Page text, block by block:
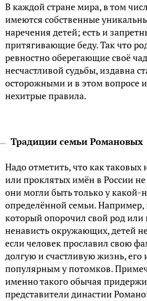
В каждой стране мира, в том
имеются собственные
наречения детей; есть и
притягивающие беду. Так что
ревностно оберегающие своё
несчастливой судьбы, издавна
осторожными и в этом вопросе
нехитрые правила.
Традиции семьи Романовых
Надо отметить, что как таковых
или проклятых имён в России
они могли быть только у какой-
определённой семьи.
который опорочил свой род или
ненависть окружающих, детей
если человек прославил свою
долгую и счастливую жизнь, его
популярным у потомков.
именно такого обычая
представители династии